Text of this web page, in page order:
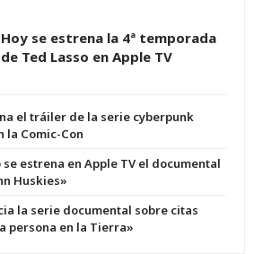
Hoy se estrena la 4ª temporada
de Ted Lasso en Apple TV
el tráiler de la serie cyberpunk
la Comic-Con
se estrena en Apple TV el documental
Huskies»
la serie documental sobre citas
persona en la Tierra»